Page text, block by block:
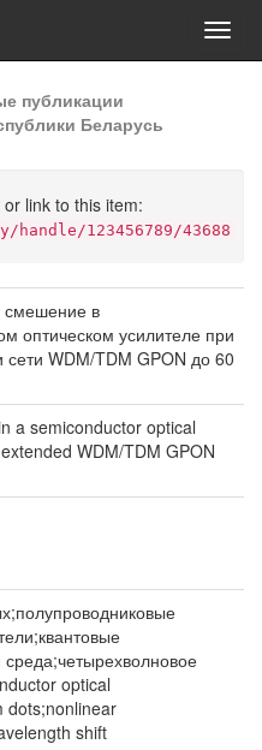
публикации
Беларусь
link to this item:
123456789/43688
смешение в
оптическом усилителе при
WDM/TDM GPON до 60
a semiconductor optical
WDM/TDM GPON
optical
dots;nonlinear
shift